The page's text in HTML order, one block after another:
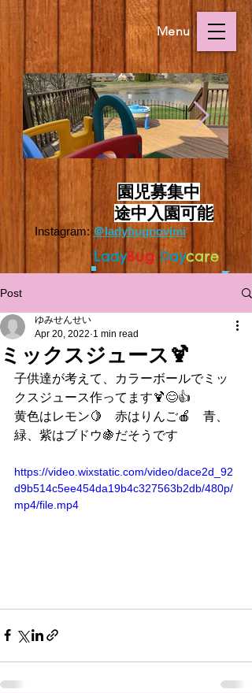
Outside.HEIC
​
園児募集中
途中入園可能
Instagram: ＠ladybugnovimi
LadyBug Daycare
Menu
Post
ミックスジュース🍹
ゆみせんせい
Apr 20, 2022 1 min read
子供達が考えて、カラーボールでミッ
クスジュース作ってます🍹😊👍
黄色はレモン🍋　赤はりんご🍎　青、
緑、紫はブドウ🍇だそうです
https://video.wixstatic.com/video/dace2d_92
d9b514c5ee454da19b4c327563b2db/480p/
mp4/file.mp4